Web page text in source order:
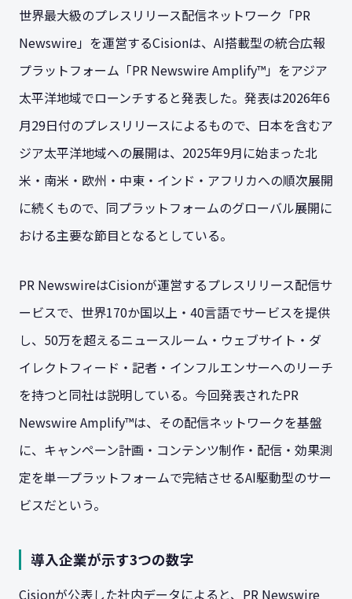
世界最大級のプレスリリース配信ネットワーク「PR
Newswire」を運営するCisionは、AI搭載型の統合広報
プラットフォーム「PR Newswire Amplify™」をアジア
太平洋地域でローンチすると発表した。発表は2026年6
月29日付のプレスリリースによるもので、日本を含むア
ジア太平洋地域への展開は、2025年9月に始まった北
米・南米・欧州・中東・インド・アフリカへの順次展開
に続くもので、同プラットフォームのグローバル展開に
おける主要な節目となるとしている。
PR NewswireはCisionが運営するプレスリリース配信サ
ービスで、世界170か国以上・40言語でサービスを提供
し、50万を超えるニュースルーム・ウェブサイト・ダ
イレクトフィード・記者・インフルエンサーへのリーチ
を持つと同社は説明している。今回発表されたPR
Newswire Amplify™は、その配信ネットワークを基盤
に、キャンペーン計画・コンテンツ制作・配信・効果測
定を単一プラットフォームで完結させるAI駆動型のサー
ビスだという。
導入企業が示す3つの数字
Cisionが公表した社内データによると、PR Newswire